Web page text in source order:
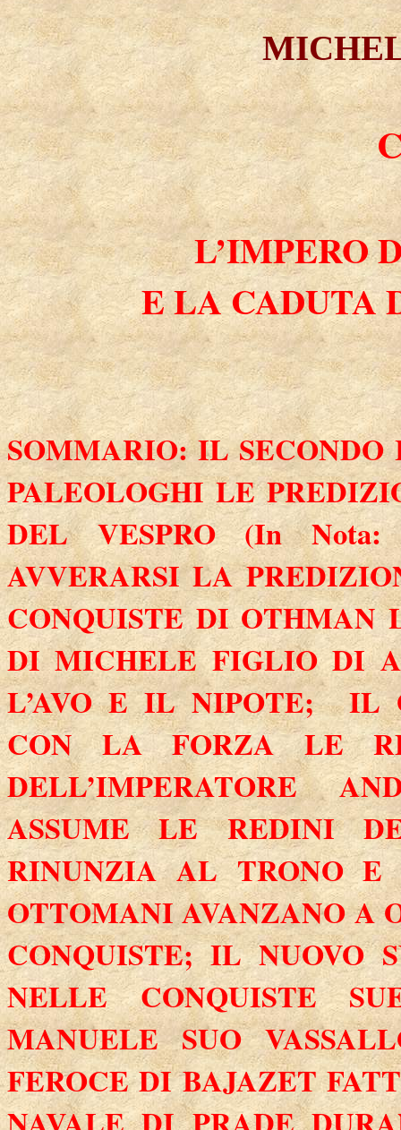
L’IMPERO
E LA CADUTA
SOMMARIO: IL
PALEOLOGHI LE
DEL VESPRO (In
AVVERARSI LA
CONQUISTE DI
DI MICHELE FIGLIO DI
L’AVO E IL NIPOTE;
IL
CON LA FORZA LE
DELL’IMPERATORE
ASSUME LE REDINI
RINUNZIA AL TRONO
OTTOMANI AVANZANO A
CONQUISTE; IL NUOVO
NELLE CONQUISTE
MANUELE SUO
FEROCE DI BAJAZET